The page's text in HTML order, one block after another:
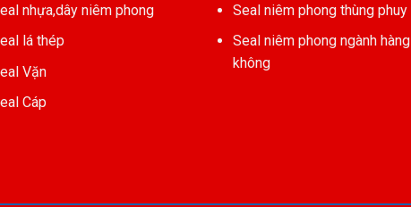
nhựa,dây niêm phong
lá thép
Vặn
Cáp
Seal niêm phong thùng phuy
Seal niêm phong ngành hàng
không